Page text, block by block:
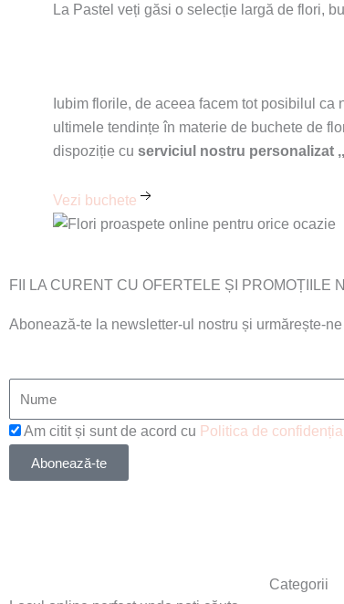
La Pastel veți găsi o selecție largă de flori,
Iubim florile, de aceea facem tot posibilul
ultimele tendințe în materie de buchete de
dispoziție cu serviciul nostru personalizat
Vezi buchete
FII LA CURENT CU OFERTELE ȘI PROMOȚIILE
Abonează-te la newsletter-ul nostru și urmărește-
Am citit și sunt de acord cu Politica de
Abonează-te
Categorii